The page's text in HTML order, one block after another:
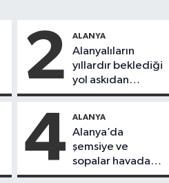
2 ALANYA
Alanyalıların
yıllardır beklediği
yol askıdan
döndü
4 ALANYA
Alanya’da
şemsiye ve
sopalar havada
uçuştu